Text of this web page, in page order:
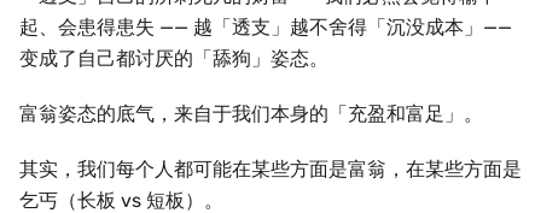
起、会患得患失 —— 越「透支」越不舍得「沉没成本」——
变成了自己都讨厌的「舔狗」姿态。
富翁姿态的底气，来自于我们本身的「充盈和富足」。
其实，我们每个人都可能在某些方面是富翁，在某些方面是
乞丐（长板 vs 短板）。